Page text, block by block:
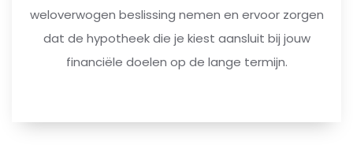
weloverwogen beslissing nemen en ervoor zorgen
dat de hypotheek die je kiest aansluit bij jouw
financiële doelen op de lange termijn.